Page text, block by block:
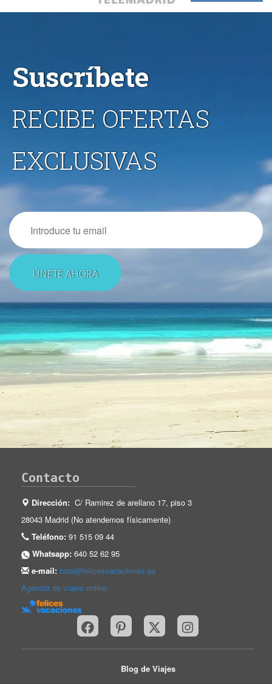
Suscríbete
RECIBE OFERTAS
EXCLUSIVAS
Email
Contacto
Dirección: C/ Ramirez de arellano 17, piso 3
28043 Madrid (No atendemos físicamente)
Teléfono: 91 515 09 44
Whatsapp: 640 52 62 95
e-mail: hola@felicesvacaciones.es
Agencia de viajes online
Blog de Viajes